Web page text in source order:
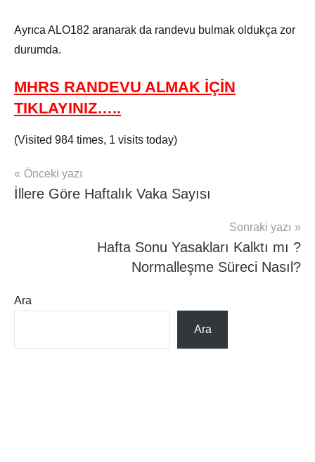
Ayrıca ALO182 aranarak da randevu bulmak oldukça zor
durumda.
MHRS RANDEVU ALMAK İÇİN
TIKLAYINIZ…..
(Visited 984 times, 1 visits today)
mhrs
Yazı
gezinmesi
Önceki yazı
İllere Göre Haftalık Vaka Sayısı
Sonraki yazı
Hafta Sonu Yasakları Kalktı mı ?
Normalleşme Süreci Nasıl?
Ara
Ara